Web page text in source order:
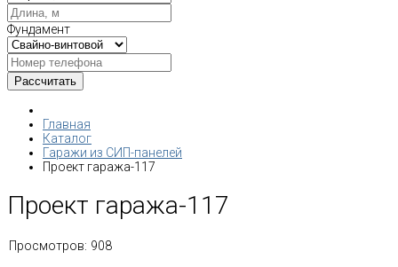
Фундамент
Главная
Каталог
Гаражи из СИП-панелей
Проект гаража-117
Проект гаража-117
Просмотров: 908